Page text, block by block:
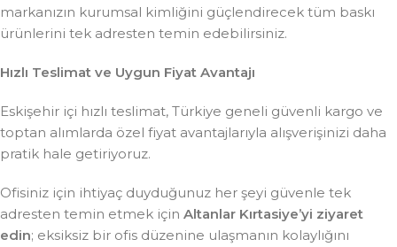
markanızın kurumsal kimliğini güçlendirecek tüm baskı
ürünlerini tek adresten temin edebilirsiniz.
Hızlı Teslimat ve Uygun Fiyat Avantajı
Eskişehir içi hızlı teslimat, Türkiye geneli güvenli kargo ve
toptan alımlarda özel fiyat avantajlarıyla alışverişinizi daha
pratik hale getiriyoruz.
Ofisiniz için ihtiyaç duyduğunuz her şeyi güvenle tek
adresten temin etmek için Altanlar Kırtasiye’yi ziyaret
edin; eksiksiz bir ofis düzenine ulaşmanın kolaylığını